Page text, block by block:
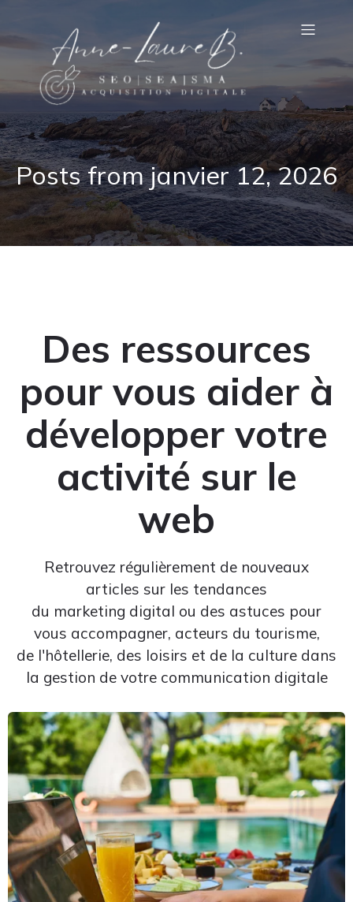
Posts from janvier 12, 2026
Des ressources
pour vous aider à
développer votre
activité sur le
web
Retrouvez régulièrement de nouveaux
articles sur les tendances
du marketing digital ou des astuces pour
vous accompagner, acteurs du tourisme,
de l'hôtellerie, des loisirs et de la culture dans
la gestion de votre communication digitale